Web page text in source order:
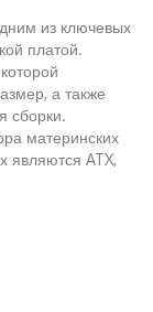
из ключевых
платой.
а также
сборки.
материнских
являются ATX,